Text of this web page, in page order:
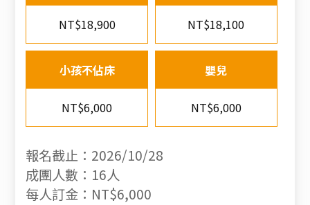
NT$18,900 NT$18,100
小孩不佔床
NT$6,000
嬰兒
NT$6,000
報名截止：2026/10/28
成團人數：16人
每人訂金：NT$6,000